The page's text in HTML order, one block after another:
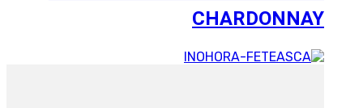
CHARDONNAY